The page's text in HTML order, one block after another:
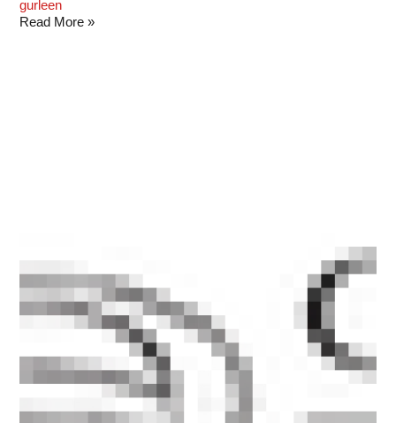
gurleen
Read More »